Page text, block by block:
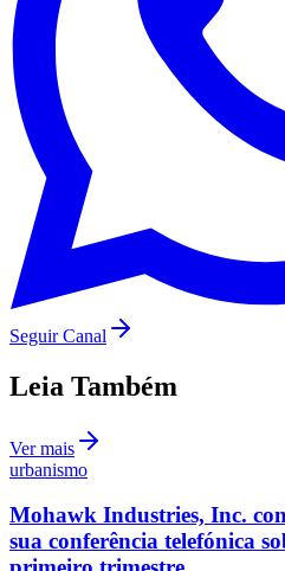
sua conferência telefónica
primeiro trimestre
Ler matéria
urbanismo
Resultados dos Relatórios
4º Trimestre de 2025
Ler matéria
urbanismo
Convite da Mohawk
Participação na Chamada
Resultados do Quarto
Ler matéria
1